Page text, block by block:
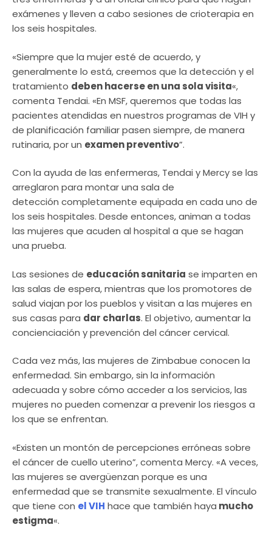
exámenes y lleven a cabo sesiones de crioterapia en
los seis hospitales.
«Siempre que la mujer esté de acuerdo, y
generalmente lo está, creemos que la detección y el
tratamiento deben hacerse en una sola visita«,
comenta Tendai. «En MSF, queremos que todas las
pacientes atendidas en nuestros programas de VIH y
de planificación familiar pasen siempre, de manera
rutinaria, por un examen preventivo”.
Con la ayuda de las enfermeras, Tendai y Mercy se las
arreglaron para montar una sala de
detección completamente equipada en cada uno de
los seis hospitales. Desde entonces, animan a todas
las mujeres que acuden al hospital a que se hagan
una prueba.
Las sesiones de educación sanitaria se imparten en
las salas de espera, mientras que los promotores de
salud viajan por los pueblos y visitan a las mujeres en
sus casas para dar charlas. El objetivo, aumentar la
concienciación y prevención del cáncer cervical.
Cada vez más, las mujeres de Zimbabue conocen la
enfermedad. Sin embargo, sin la información
adecuada y sobre cómo acceder a los servicios, las
mujeres no pueden comenzar a prevenir los riesgos a
los que se enfrentan.
«Existen un montón de percepciones erróneas sobre
el cáncer de cuello uterino”, comenta Mercy. «A veces,
las mujeres se avergüenzan porque es una
enfermedad que se transmite sexualmente. El vínculo
que tiene con el VIH hace que también haya mucho
estigma«.